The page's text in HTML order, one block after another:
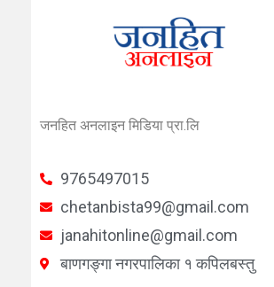
जनहित अनलाइन मिडिया प्रा.लि
9765497015
chetanbista99@gmail.com
janahitonline@gmail.com
बाणगङ्गा नगरपालिका १ कपिलबस्तु